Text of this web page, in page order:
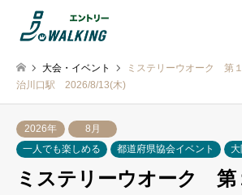
大会・イベント
ミステリーウオーク 第
治川口駅 2026/8/13(木)
2026年
8月
一人でも楽しめる
都道府県協会イベント
ミステリーウオーク